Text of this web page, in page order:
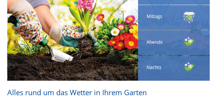
Alles rund um das Wetter in Ihrem Garten